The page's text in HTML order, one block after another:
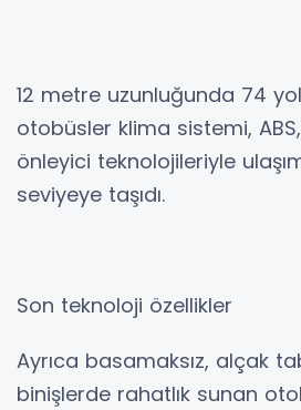
12 metre uzunluğunda 74
otobüsler klima sistemi, ABS,
önleyici teknolojileriyle
seviyeye taşıdı.
Son teknoloji özellikler
Ayrıca basamaksız, alçak
binişlerde rahatlık sunan